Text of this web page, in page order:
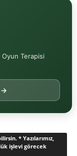
Terapisi
→
* Yazılarımız,
işlevi görecek